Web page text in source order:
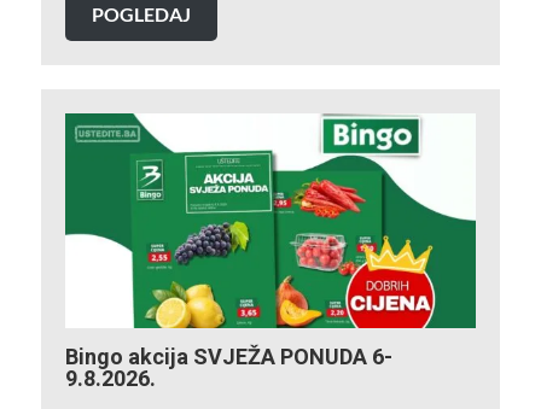
POGLEDAJ
Bingo akcija SVJEŽA PONUDA 6-
9.8.2026.